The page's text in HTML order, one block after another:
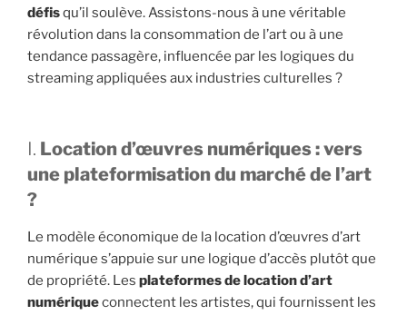
défisqu’il soulève. Assistons-nous à une véritable
révolution dans la consommation de l’art ou à une
tendance passagère, influencée par les logiques du
streaming appliquées aux industries culturelles ?
I. Location d’œuvres numériques : vers
une plateformisation du marché de l’art
?
Le modèle économique de la location d’œuvres d’art
numérique s’appuie sur une logique d’accès plutôt que
de propriété. Les plateformes de location d’art
numériqueconnectent les artistes, qui fournissent les